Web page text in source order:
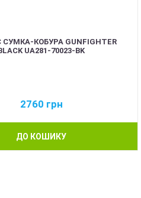
СУМКА-КОБУРА GUNFIGHTER
UA281-70023-BK
2760 грн
ДО КОШИКУ